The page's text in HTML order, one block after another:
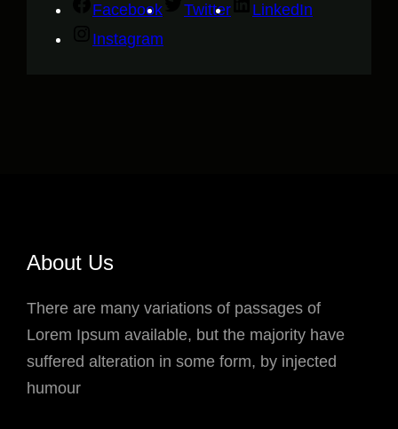
Facebook Twitter
LinkedIn
Instagram
About Us
There are many variations of passages of
Lorem Ipsum available, but the majority have
suffered alteration in some form, by injected
humour